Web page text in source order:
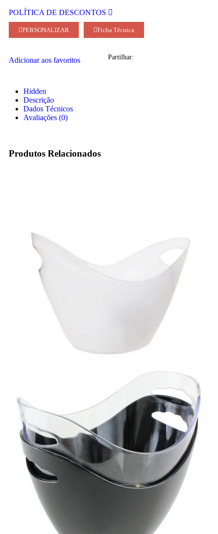
POLÍTICA DE DESCONTOS
PERSONALIZAR Ficha Técnica
Adicionar aos favoritos Partilhar:
Hidden
Descrição
Dados Técnicos
Avaliações (0)
Produtos Relacionados